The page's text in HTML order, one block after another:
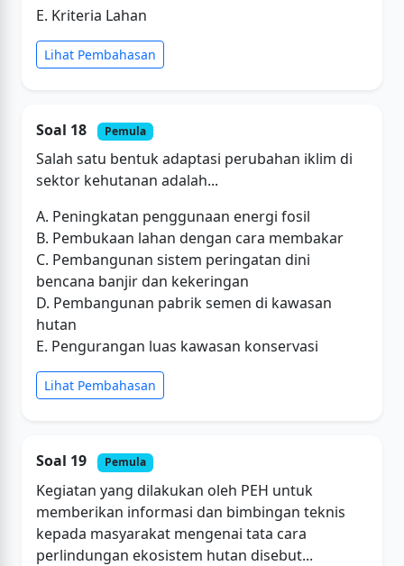
E. Kriteria Lahan
Lihat Pembahasan
Soal 18 Pemula
Salah satu bentuk adaptasi perubahan iklim di
sektor kehutanan adalah...
A. Peningkatan penggunaan energi fosil
B. Pembukaan lahan dengan cara membakar
C. Pembangunan sistem peringatan dini
bencana banjir dan kekeringan
D. Pembangunan pabrik semen di kawasan
hutan
E. Pengurangan luas kawasan konservasi
Lihat Pembahasan
Soal 19 Pemula
Kegiatan yang dilakukan oleh PEH untuk
memberikan informasi dan bimbingan teknis
kepada masyarakat mengenai tata cara
perlindungan ekosistem hutan disebut...